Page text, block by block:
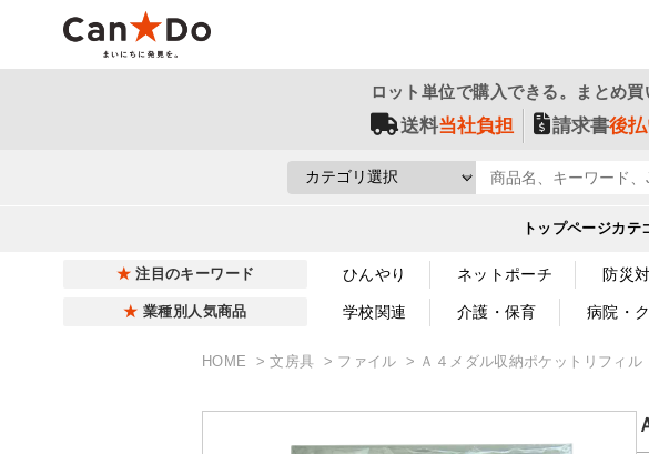
ロット単位で購入できる。まとめ
送料当社負担 請求書後
トップページカテ
注目のキーワード ひんやり ネットポーチ 防災
業種別人気商品 学校関連 介護・保育 病院・
HOME 文房具 ファイル Ａ４メダル収納ポケットリフィル